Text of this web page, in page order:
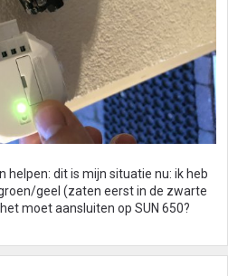
helpen: dit is mijn situatie nu: ik heb
geel (zaten eerst in de zwarte
moet aansluiten op SUN 650?